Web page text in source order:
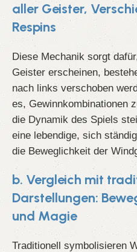
aller Geister,
Respins
Diese Mechanik sorgt
Geister erscheinen,
nach links verschoben
es, Gewinnkombinationen
die Dynamik des Spiels
eine lebendige, sich
die Beweglichkeit der
b. Vergleich mit
Darstellungen:
und Magie
Traditionell symbolisieren